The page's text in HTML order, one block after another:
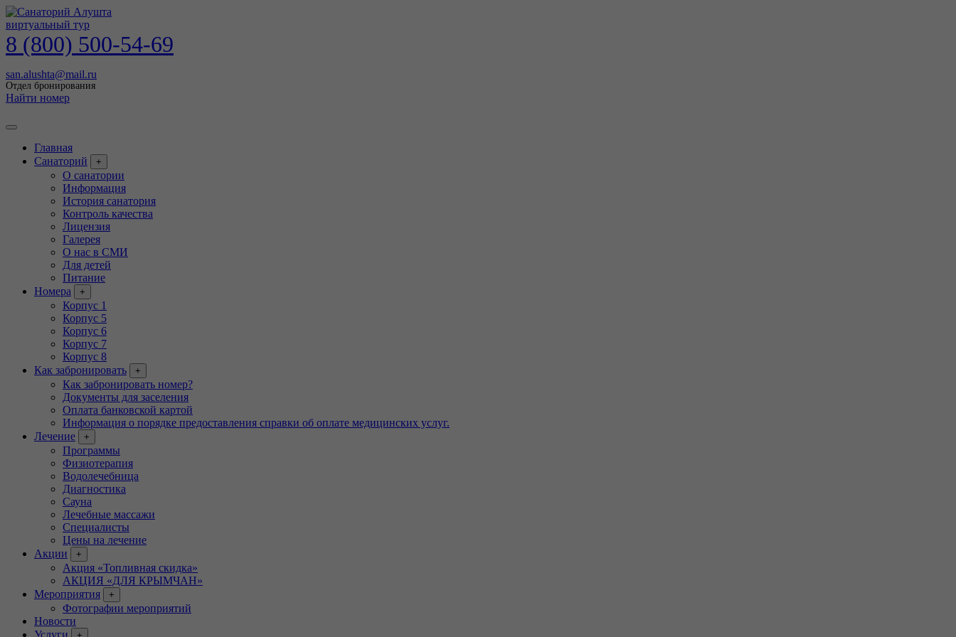
виртуальный тур
8 (800) 500-54-69
san.alushta@mail.ru
Отдел бронирования
Найти номер
Главная
Санаторий
+
О санатории
Информация
История санатория
Контроль качества
Лицензия
Галерея
О нас в СМИ
Для детей
Питание
Номера
+
Корпус 1
Корпус 5
Корпус 6
Корпус 7
Корпус 8
Как забронировать
+
Как забронировать номер?
Документы для заселения
Оплата банковской картой
Информация о порядке предоставления справки об оплате медицинских услуг.
Лечение
+
Программы
Физиотерапия
Водолечебница
Диагностика
Сауна
Лечебные массажи
Специалисты
Цены на лечение
Акции
+
Акция «Топливная скидка»
АКЦИЯ «ДЛЯ КРЫМЧАН»
Мероприятия
+
Фотографии мероприятий
Новости
Услуги